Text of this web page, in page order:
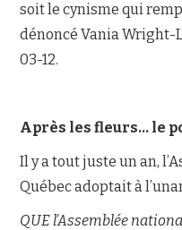
soit le cynisme qui
dénoncé Vania Wright-
03-12.
Après les fleurs… le
Il y a tout juste un an,
Québec adoptait à
QUE l’Assemblée